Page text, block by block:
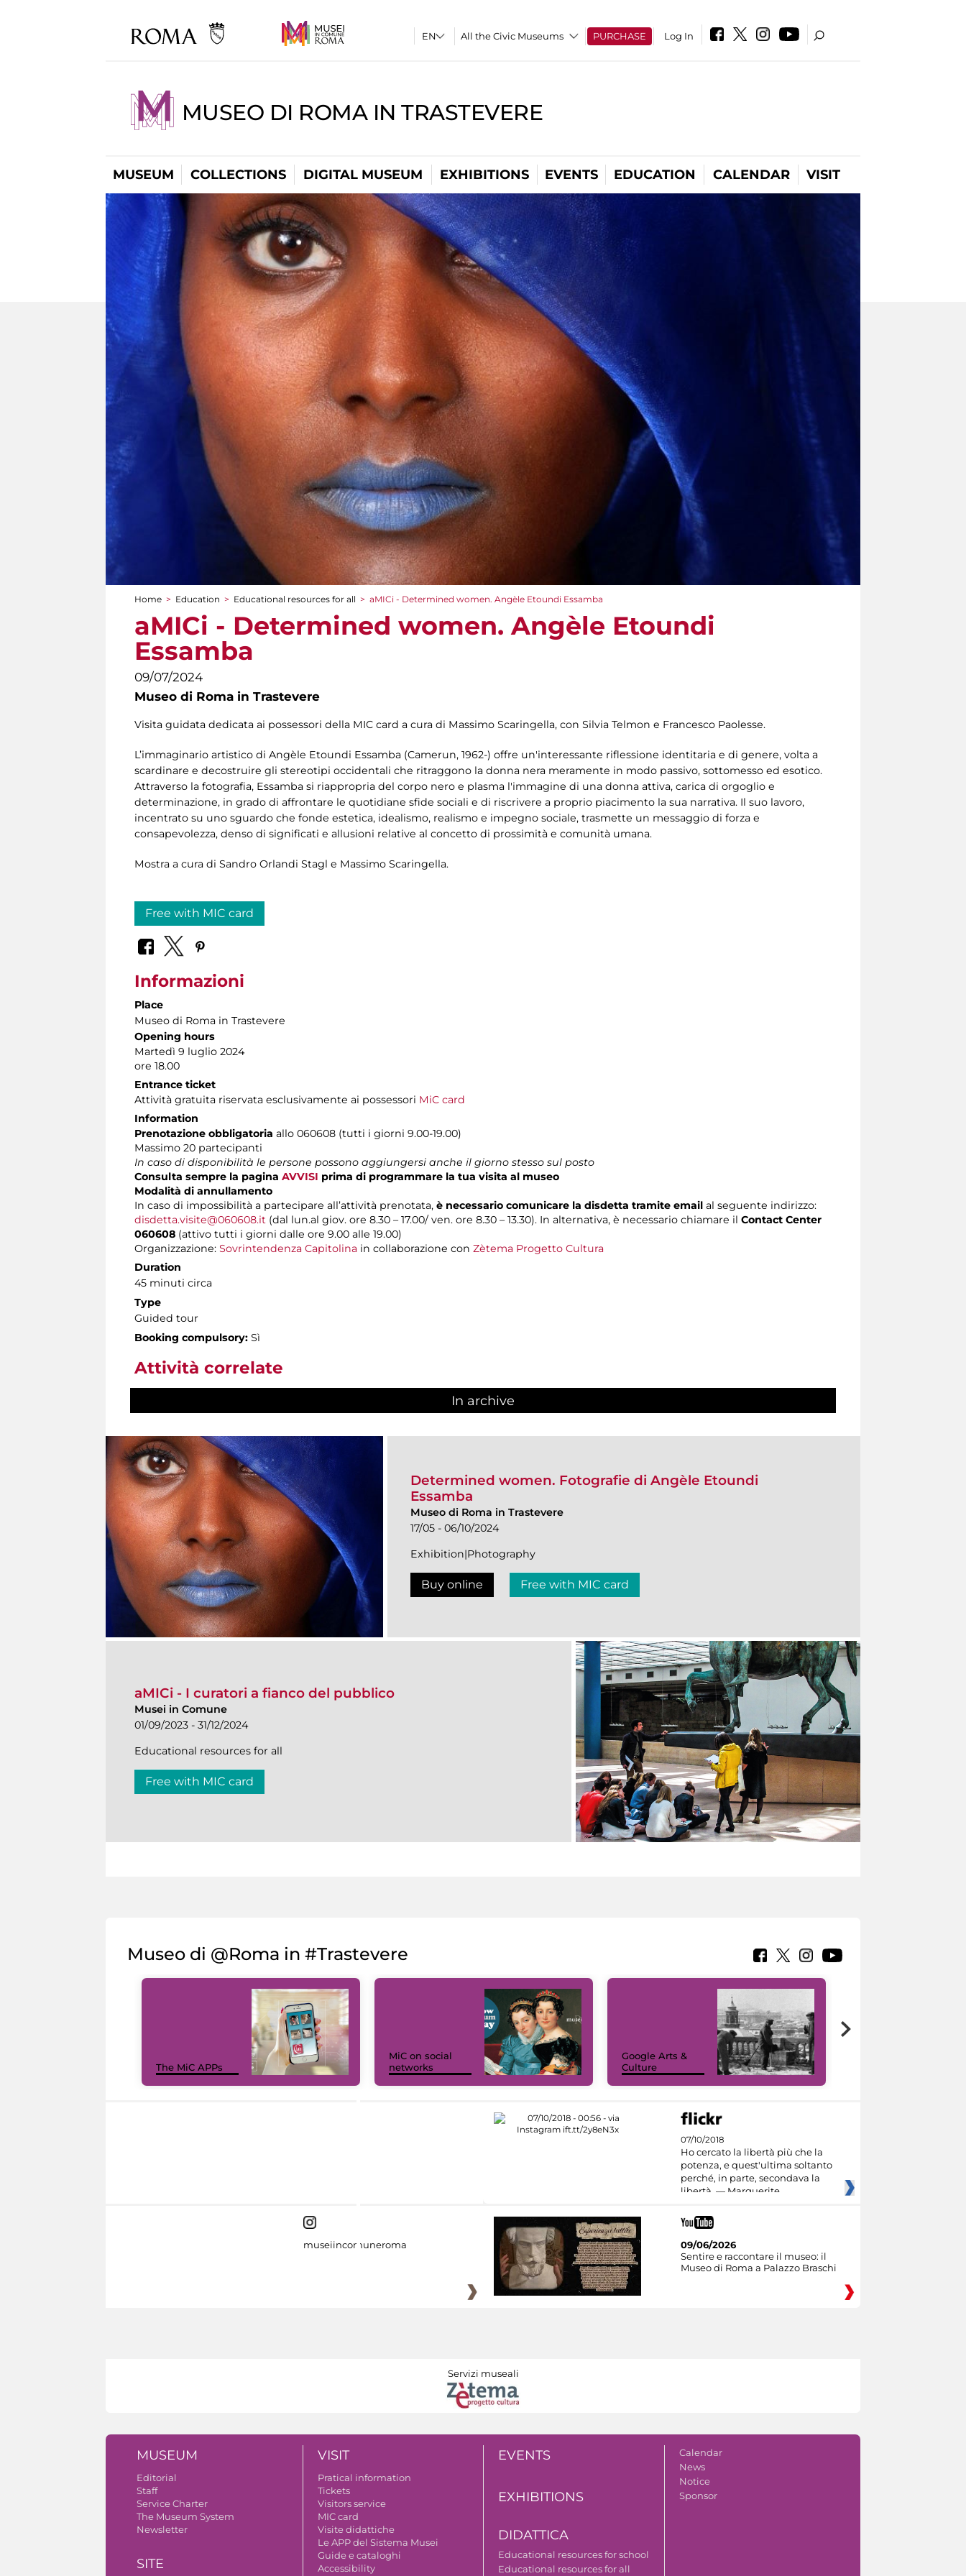
All the Civic Museums PURCHASE Log In
MUSEO DI ROMA IN TRASTEVERE
MUSEUM COLLECTIONS DIGITAL MUSEUM EXHIBITIONS EVENTS EDUCATION CALENDAR VISIT
You are here
Home > Education > Educational resources for all > aMICi - Determined women. Angèle Etoundi Essamba
aMICi - Determined women. Angèle Etoundi
Essamba
09/07/2024
Museo di Roma in Trastevere
Visita guidata dedicata ai possessori della MIC card a cura di Massimo Scaringella, con Silvia Telmon e Francesco Paolesse.
L’immaginario artistico di Angèle Etoundi Essamba (Camerun, 1962-) offre un'interessante riflessione identitaria e di genere, volta a
scardinare e decostruire gli stereotipi occidentali che ritraggono la donna nera meramente in modo passivo, sottomesso ed esotico.
Attraverso la fotografia, Essamba si riappropria del corpo nero e plasma l'immagine di una donna attiva, carica di orgoglio e
determinazione, in grado di affrontare le quotidiane sfide sociali e di riscrivere a proprio piacimento la sua narrativa. Il suo lavoro,
incentrato su uno sguardo che fonde estetica, idealismo, realismo e impegno sociale, trasmette un messaggio di forza e
consapevolezza, denso di significati e allusioni relative al concetto di prossimità e comunità umana.
Mostra a cura di Sandro Orlandi Stagl e Massimo Scaringella.
Free with MIC card
Informazioni
Place
Museo di Roma in Trastevere
Opening hours
Martedì 9 luglio 2024
ore 18.00
Entrance ticket
Attività gratuita riservata esclusivamente ai possessori MiC card
Information
Prenotazione obbligatoria allo 060608 (tutti i giorni 9.00-19.00)
Massimo 20 partecipanti
In caso di disponibilità le persone possono aggiungersi anche il giorno stesso sul posto
Consulta sempre la pagina AVVISI prima di programmare la tua visita al museo
Modalità di annullamento
In caso di impossibilità a partecipare all’attività prenotata, è necessario comunicare la disdetta tramite email al seguente indirizzo:
disdetta.visite@060608.it (dal lun.al giov. ore 8.30 – 17.00/ ven. ore 8.30 – 13.30). In alternativa, è necessario chiamare il Contact Center
060608 (attivo tutti i giorni dalle ore 9.00 alle 19.00)
Organizzazione: Sovrintendenza Capitolina in collaborazione con Zètema Progetto Cultura
Duration
45 minuti circa
Type
Guided tour
Booking compulsory: Sì
Attività correlate
In archive
Determined women. Fotografie di Angèle Etoundi
Essamba
Museo di Roma in Trastevere
17/05 - 06/10/2024
Exhibition|Photography
Buy online Free with MIC card
aMICi - I curatori a fianco del pubblico
Musei in Comune
01/09/2023 - 31/12/2024
Educational resources for all
Free with MIC card
Museo di @Roma in #Trastevere
The MiC APPs
MiC on social
networks
Google Arts &
Culture
07/10/2018
Ho cercato la libertà più che la
potenza, e quest'ultima soltanto
perché, in parte, secondava la
libertà. — Marguerite
museiincomuneroma
09/06/2026
Sentire e raccontare il museo: il
Museo di Roma a Palazzo Braschi
Servizi museali
MUSEUM
Editorial
Staff
Service Charter
The Museum System
Newsletter
SITE
VISIT
Pratical information
Tickets
Visitors service
MIC card
Visite didattiche
Le APP del Sistema Musei
Guide e cataloghi
Accessibility
EVENTS
EXHIBITIONS
DIDATTICA
Educational resources for school
Educational resources for all
Calendar
News
Notice
Sponsor